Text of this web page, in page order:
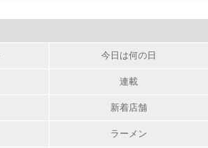
今日は何の日
連載
新着店舗
ラーメン